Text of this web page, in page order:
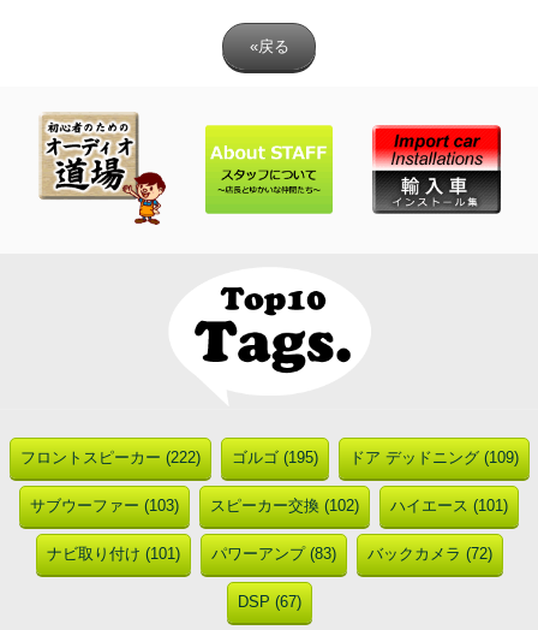
«戻る
フロントスピーカー (222) ゴルゴ (195) ドア デッドニング (109)
サブウーファー (103) スピーカー交換 (102) ハイエース (101)
ナビ取り付け (101) パワーアンプ (83) バックカメラ (72)
DSP (67)